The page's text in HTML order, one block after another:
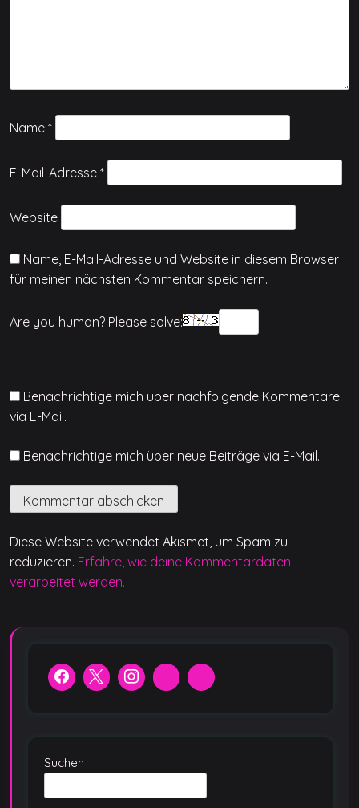
Name *
E-Mail-Adresse *
Website
Name, E-Mail-Adresse und Website in diesem Browser
für meinen nächsten Kommentar speichern.
Are you human? Please solve:
Benachrichtige mich über nachfolgende Kommentare
via E-Mail.
Benachrichtige mich über neue Beiträge via E-Mail.
Diese Website verwendet Akismet, um Spam zu
reduzieren. Erfahre, wie deine Kommentardaten
verarbeitet werden.
Suchen